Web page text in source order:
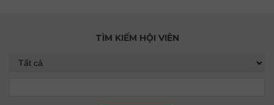
TÌM KIẾM HỘI VIÊN